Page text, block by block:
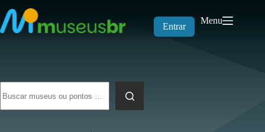
para
o
conteúdo
Entrar
Menu
resultados